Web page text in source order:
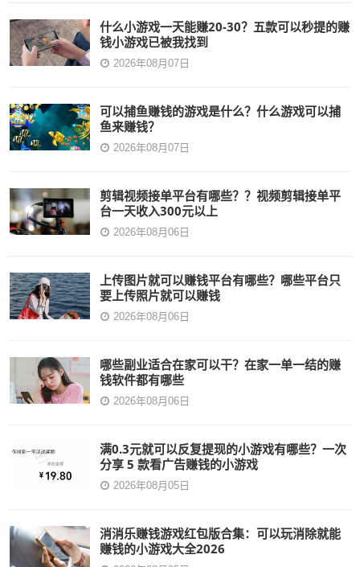
什么小游戏一天能赚20-30？五款可以秒提的赚
钱小游戏已被我找到
2026年08月07日
可以捕鱼赚钱的游戏是什么？什么游戏可以捕
鱼来赚钱？
2026年08月07日
剪辑视频接单平台有哪些？？视频剪辑接单平
台一天收入300元以上
2026年08月06日
上传图片就可以赚钱平台有哪些？哪些平台只
要上传照片就可以赚钱
2026年08月06日
哪些副业适合在家可以干？在家一单一结的赚
钱软件都有哪些
2026年08月06日
满0.3元就可以反复提现的小游戏有哪些？一次
分享 5 款看广告赚钱的小游戏
2026年08月05日
消消乐赚钱游戏红包版合集：可以玩消除就能
赚钱的小游戏大全2026